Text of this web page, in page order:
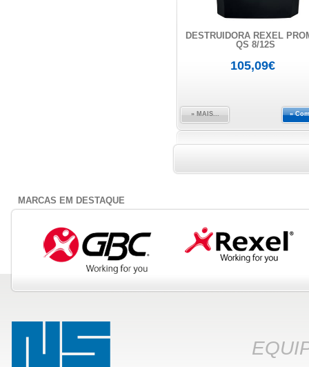
DESTRUIDORA REXEL
QS 8/12S
105,09€
»
» MAIS...
MARCAS EM DESTAQUE